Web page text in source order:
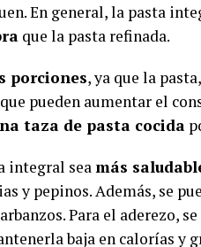
En general, la pasta
que la pasta refinada.
porciones, ya que la
pueden aumentar el
taza de pasta cocida
integral seamás
y pepinos. Además, se
Para el aderezo,
baja en calorías y